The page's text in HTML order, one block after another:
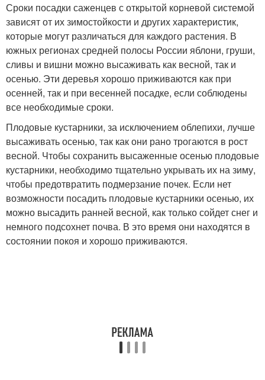
Сроки посадки саженцев с открытой корневой системой
зависят от их зимостойкости и других характеристик,
которые могут различаться для каждого растения. В
южных регионах средней полосы России яблони, груши,
сливы и вишни можно высаживать как весной, так и
осенью. Эти деревья хорошо приживаются как при
осенней, так и при весенней посадке, если соблюдены
все необходимые сроки.
Плодовые кустарники, за исключением облепихи, лучше
высаживать осенью, так как они рано трогаются в рост
весной. Чтобы сохранить высаженные осенью плодовые
кустарники, необходимо тщательно укрывать их на зиму,
чтобы предотвратить подмерзание почек. Если нет
возможности посадить плодовые кустарники осенью, их
можно высадить ранней весной, как только сойдет снег и
немного подсохнет почва. В это время они находятся в
состоянии покоя и хорошо приживаются.